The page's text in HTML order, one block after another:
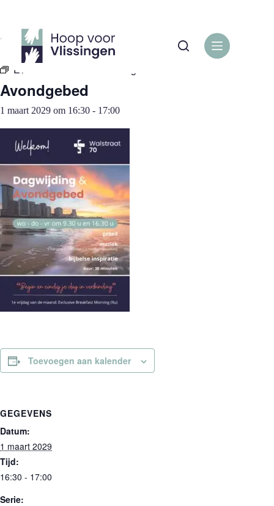
inhoud
« Alle Evenementen
Evenementenreeks:
Avondgebed
1 maart 2029 om 16:30 - 17:00
Toevoegen aan kalender
GEGEVENS
Datum:
1 maart 2029
Tijd:
16:30 - 17:00
Serie: